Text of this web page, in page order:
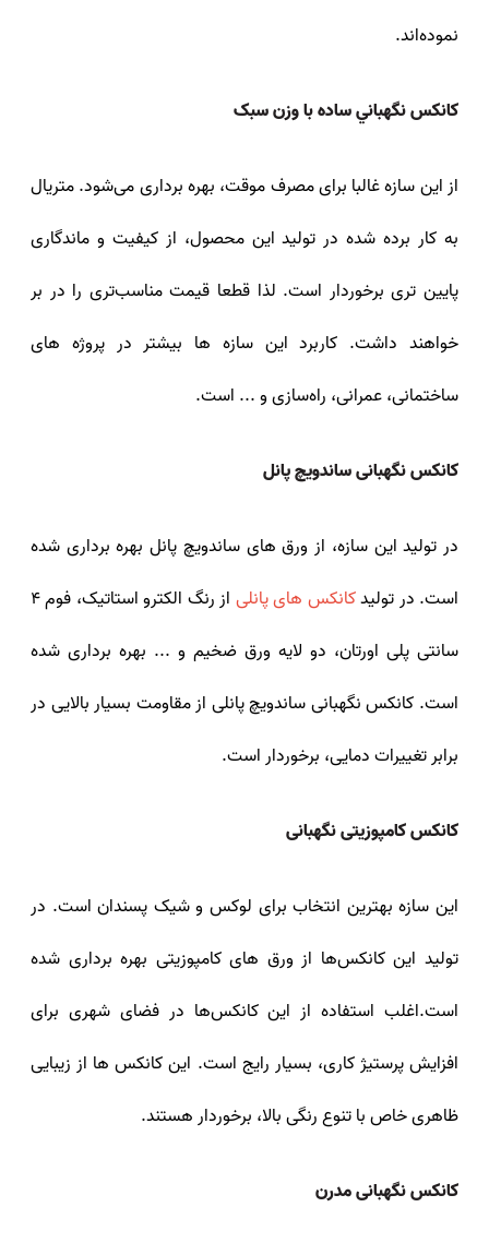
نموده‌اند.
كانكس نگهباني ساده با وزن سبک
از این سازه غالبا برای مصرف موقت، بهره برداری می‌شود. متریال
به کار برده شده در تولید این محصول، از کیفیت و ماندگاری
پایین تری برخوردار است. لذا قطعا قیمت مناسب‌تری را در بر
خواهند داشت. کاربرد این سازه‌ ها بیشتر در پروژه‌ های
ساختمانی، عمرانی، راه‌سازی و ... است.
کانکس نگهبانی ساندویچ پانل
در تولید این سازه، از ورق‌ های ساندویچ پانل بهره برداری شده
است. در تولیدکانکس های پانلی
از رنگ الکترو استاتیک، فوم 4
سانتی پلی اورتان، دو لایه ورق ضخیم و ... بهره برداری شده
است. کانکس نگهبانی ساندویچ پانلی از مقاومت بسیار بالایی در
برابر تغییرات دمایی، برخوردار است.
کانکس کامپوزیتی نگهبانی
این سازه بهترین انتخاب برای لوکس و شیک پسندان است. در
تولید این کانکس‌ها از ورق‌ های کامپوزیتی بهره برداری شده
است.اغلب استفاده از این کانکس‌ها در فضای شهری برای
افزایش پرستیژ کاری، بسیار رایج است. این کانکس‌ ها از زیبایی
ظاهری خاص با تنوع رنگی بالا، برخوردار هستند.
کانکس نگهبانی مدرن